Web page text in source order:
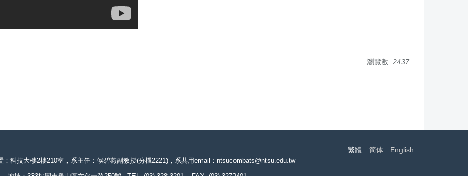
瀏覽數: 2437
繁體 简体 English
技大樓2樓210室，系主任：侯碧燕副教授(分機2221)，系共用email：ntsucombats@ntsu.edu.tw